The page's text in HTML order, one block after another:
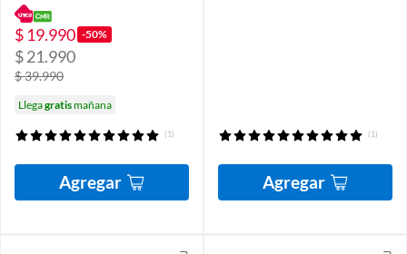
$ 19.990 -50%
$ 21.990
$ 39.990
Llegagratismañana
(1)
Agregar
(1)
Agregar